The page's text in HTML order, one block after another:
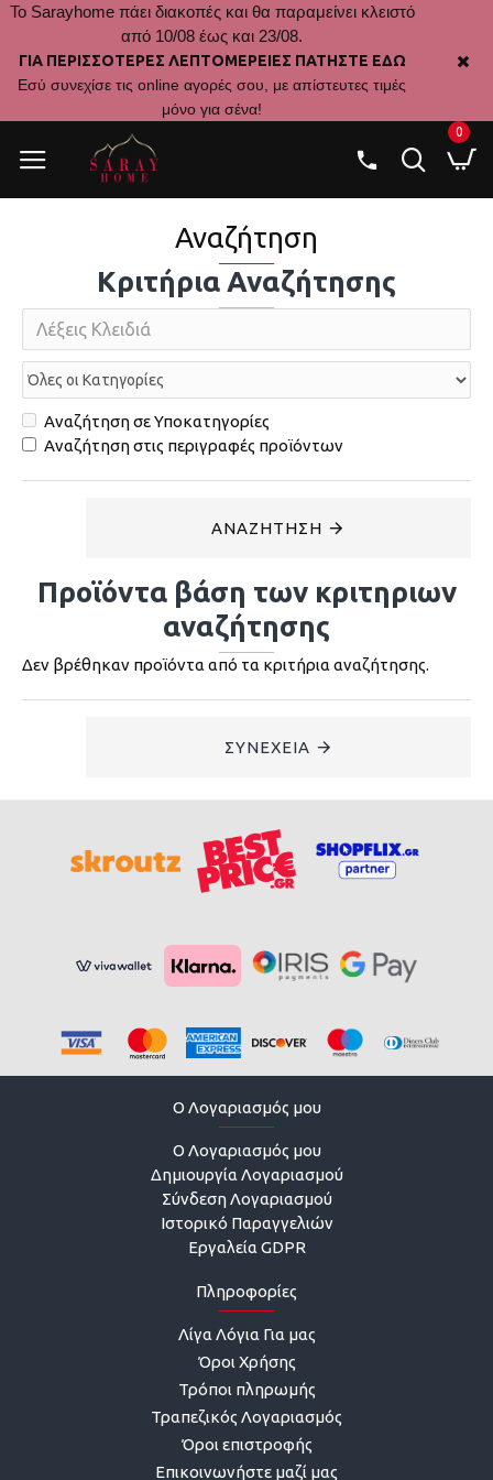
Το Sarayhome πάει διακοπές και θα παραμείνει κλειστό
από 10/08 έως και 23/08.
ΓΙΑ ΠΕΡΙΣΣΟΤΕΡΕΣ ΛΕΠΤΟΜΕΡΕΙΕΣ ΠΑΤΗΣΤΕ ΕΔΩ
Εσύ συνεχίσε τις online αγορές σου, με απίστευτες τιμές
μόνο για σένα!
0
Αναζήτηση
Κριτήρια Αναζήτησης
Αναζήτηση σε Υποκατηγορίες
Αναζήτηση στις περιγραφές προϊόντων
ΑΝΑΖΉΤΗΣΗ
Προϊόντα βάση των κριτηριων
αναζήτησης
Δεν βρέθηκαν προϊόντα από τα κριτήρια αναζήτησης.
ΣΥΝΈΧΕΙΑ
O Λογαριασμός μου
O Λογαριασμός μου
Δημιουργία Λογαριασμού
Σύνδεση Λογαριασμού
Ιστορικό Παραγγελιών
Εργαλεία GDPR
Πληροφορίες
Λίγα Λόγια Για μας
Όροι Χρήσης
Τρόποι πληρωμής
Τραπεζικός Λογαριασμός
Όροι επιστροφής
Επικοινωνήστε μαζί μας